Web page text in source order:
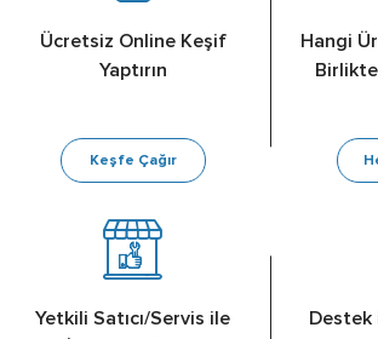
Ücretsiz Online Keşif
Yaptırın
Keşfe Çağır
Hangi
Yetkili Satıcı/Servis ile
Destek